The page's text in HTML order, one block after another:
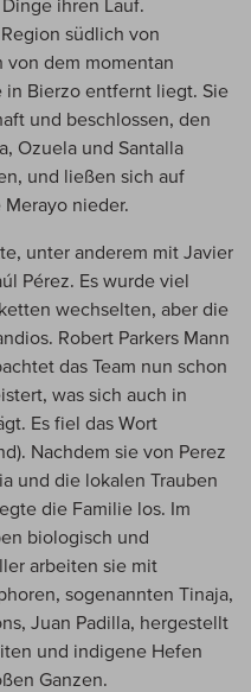
ihren Lauf.
südlich von
von dem momentan
Bierzo entfernt liegt. Sie
und beschlossen, den
Ozuela und Santalla
und ließen sich auf
nieder.
unter anderem mit Javier
Pérez. Es wurde viel
wechselten, aber die
Robert Parkers Mann
das Team nun schon
was sich auch in
Es fiel das Wort
Nachdem sie von Perez
und die lokalen Trauben
die Familie los. Im
biologisch und
arbeiten sie mit
sogenannten Tinaja,
Juan Padilla, hergestellt
und indigene Hefen
Ganzen.